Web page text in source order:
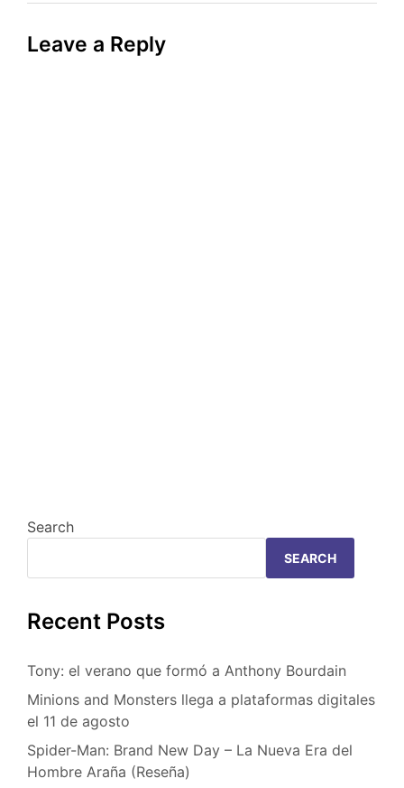
Leave a Reply
Search
SEARCH
Recent Posts
Tony: el verano que formó a Anthony Bourdain
Minions and Monsters llega a plataformas digitales
el 11 de agosto
Spider-Man: Brand New Day – La Nueva Era del
Hombre Araña (Reseña)